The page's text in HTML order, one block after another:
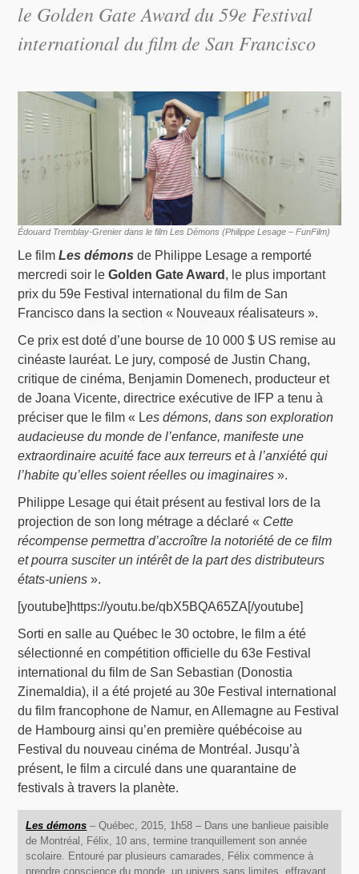
le Golden Gate Award du 59e Festival
international du film de San Francisco
Édouard Tremblay-Grenier dans le film Les Démons (Philippe Lesage – FunFilm)
Le filmLes démons de Philippe Lesage a remporté
mercredi soir leGolden Gate Award , le plus important
prix du 59e Festival international du film de San
Francisco dans la section « Nouveaux réalisateurs ».
Ce prix est doté d’une bourse de 10 000 $ US remise au
cinéaste lauréat. Le jury, composé de Justin Chang,
critique de cinéma, Benjamin Domenech, producteur et
de Joana Vicente, directrice exécutive de IFP a tenu à
préciser que le film « Les démons, dans son exploration
audacieuse du monde de l’enfance, manifeste une
extraordinaire acuité face aux terreurs et à l’anxiété qui
l’habite qu’elles soient réelles ou imaginaires ».
Philippe Lesage qui était présent au festival lors de la
projection de son long métrage a déclaré « Cette
récompense permettra d’accroître la notoriété de ce film
et pourra susciter un intérêt de la part des distributeurs
états-uniens ».
[youtube]https://youtu.be/qbX5BQA65ZA[/youtube]
Sorti en salle au Québec le 30 octobre, le film a été
sélectionné en compétition officielle du 63e Festival
international du film de San Sebastian (Donostia
Zinemaldia), il a été projeté au 30e Festival international
du film francophone de Namur, en Allemagne au Festival
de Hambourg ainsi qu’en première québécoise au
Festival du nouveau cinéma de Montréal. Jusqu’à
présent, le film a circulé dans une quarantaine de
festivals à travers la planète.
Les démons – Québec, 2015, 1h58 – Dans une banlieue paisible
de Montréal, Félix, 10 ans, termine tranquillement son année
scolaire. Entouré par plusieurs camarades, Félix commence à
prendre conscience du monde, un univers sans limites, effrayant